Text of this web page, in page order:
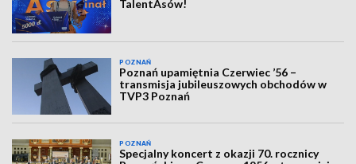
TalentAsów!
POZNAŃ
Poznań upamiętnia Czerwiec ’56 –
transmisja jubileuszowych obchodów w
TVP3 Poznań
POZNAŃ
Specjalny koncert z okazji 70. rocznicy